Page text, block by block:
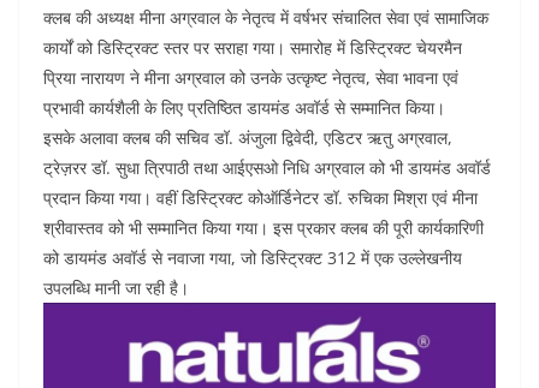
क्लब की अध्यक्ष मीना अग्रवाल के नेतृत्व में वर्षभर संचालित सेवा एवं सामाजिक
कार्यों को डिस्ट्रिक्ट स्तर पर सराहा गया। समारोह में डिस्ट्रिक्ट चेयरमैन
प्रिया नारायण ने मीना अग्रवाल को उनके उत्कृष्ट नेतृत्व, सेवा भावना एवं
प्रभावी कार्यशैली के लिए प्रतिष्ठित डायमंड अवॉर्ड से सम्मानित किया।
इसके अलावा क्लब की सचिव डॉ. अंजुला द्विवेदी, एडिटर ऋतु अग्रवाल,
ट्रेज़रर डॉ. सुधा त्रिपाठी तथा आईएसओ निधि अग्रवाल को भी डायमंड अवॉर्ड
प्रदान किया गया। वहीं डिस्ट्रिक्ट कोऑर्डिनेटर डॉ. रुचिका मिश्रा एवं मीना
श्रीवास्तव को भी सम्मानित किया गया। इस प्रकार क्लब की पूरी कार्यकारिणी
को डायमंड अवॉर्ड से नवाजा गया, जो डिस्ट्रिक्ट 312 में एक उल्लेखनीय
उपलब्धि मानी जा रही है।